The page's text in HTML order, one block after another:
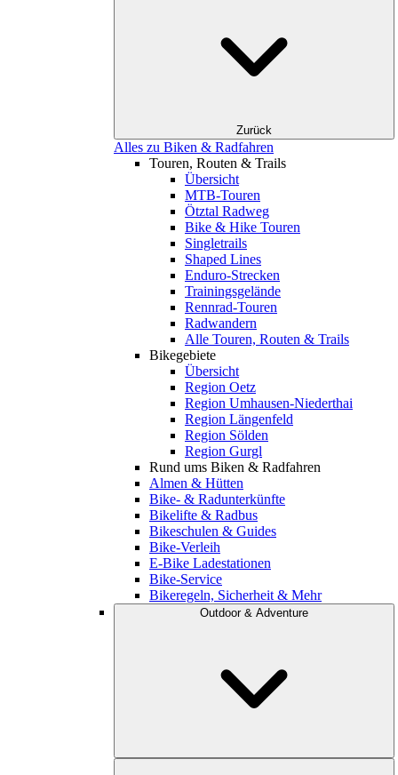
Zurück
Alles zu Biken & Radfahren
Touren, Routen & Trails
Übersicht
MTB-Touren
Ötztal Radweg
Bike & Hike Touren
Singletrails
Shaped Lines
Enduro-Strecken
Trainingsgelände
Rennrad-Touren
Radwandern
Alle Touren, Routen & Trails
Bikegebiete
Übersicht
Region Oetz
Region Umhausen-Niederthai
Region Längenfeld
Region Sölden
Region Gurgl
Rund ums Biken & Radfahren
Almen & Hütten
Bike- & Radunterkünfte
Bikelifte & Radbus
Bikeschulen & Guides
Bike-Verleih
E-Bike Ladestationen
Bike-Service
Bikeregeln, Sicherheit & Mehr
Outdoor & Adventure